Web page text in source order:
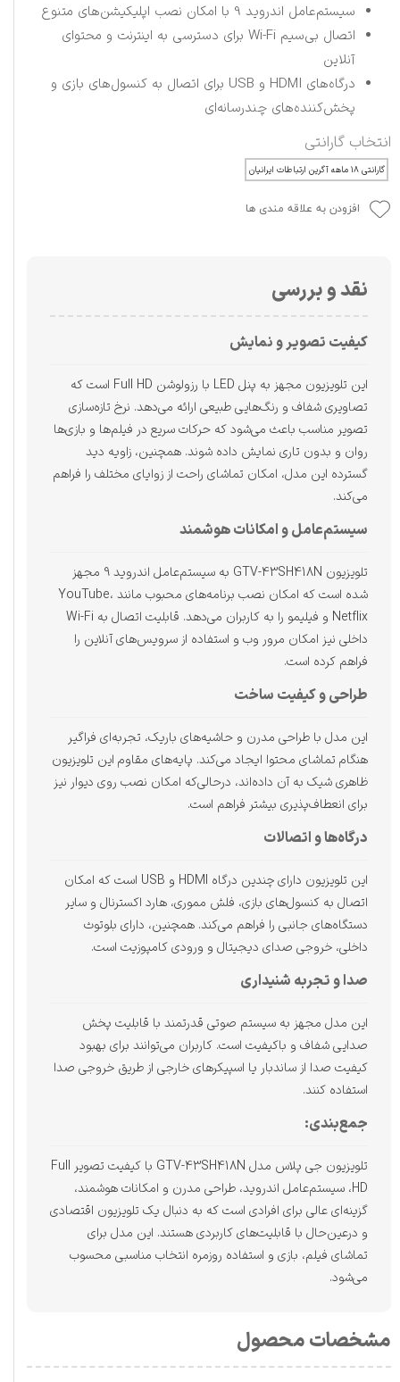
سیستم‌عامل اندروید 9 با امکان نصب اپلیکیشن‌های متنوع
اتصال بی‌سیم Wi-Fi برای دسترسی به اینترنت و محتوای
آنلاین
درگاه‌های HDMI و USB برای اتصال به کنسول‌های بازی و
پخش‌کننده‌های چندرسانه‌ای
انتخاب گارانتی
گارانتی ۱۸ ماهه آگرین ارتباطات ایرانیان
افزودن به علاقه مندی ها
مشخصات محصول
نقد و بررسی
کیفیت تصویر و نمایش
این تلویزیون مجهز به پنل LED با رزولوشن Full HD است که
تصاویری شفاف و رنگ‌هایی طبیعی ارائه می‌دهد. نرخ تازه‌سازی
تصویر مناسب باعث می‌شود که حرکات سریع در فیلم‌ها و بازی‌ها
روان و بدون تاری نمایش داده شوند. همچنین، زاویه دید
گسترده این مدل، امکان تماشای راحت از زوایای مختلف را فراهم
می‌کند.
سیستم‌عامل و امکانات هوشمند
تلویزیون GTV-43SH418N به سیستم‌عامل اندروید 9 مجهز
شده است که امکان نصب برنامه‌های محبوب مانند YouTube،
Netflix و فیلیمو را به کاربران می‌دهد. قابلیت اتصال به Wi-Fi
داخلی نیز امکان مرور وب و استفاده از سرویس‌های آنلاین را
فراهم کرده است.
طراحی و کیفیت ساخت
این مدل با طراحی مدرن و حاشیه‌های باریک، تجربه‌ای فراگیر
هنگام تماشای محتوا ایجاد می‌کند. پایه‌های مقاوم این تلویزیون
ظاهری شیک به آن داده‌اند، درحالی‌که امکان نصب روی دیوار نیز
برای انعطاف‌پذیری بیشتر فراهم است.
درگاه‌ها و اتصالات
این تلویزیون دارای چندین درگاه HDMI و USB است که امکان
اتصال به کنسول‌های بازی، فلش مموری، هارد اکسترنال و سایر
دستگاه‌های جانبی را فراهم می‌کند. همچنین، دارای بلوتوث
داخلی، خروجی صدای دیجیتال و ورودی کامپوزیت است.
صدا و تجربه شنیداری
این مدل مجهز به سیستم صوتی قدرتمند با قابلیت پخش
صدایی شفاف و باکیفیت است. کاربران می‌توانند برای بهبود
کیفیت صدا از ساندبار یا اسپیکرهای خارجی از طریق خروجی صدا
استفاده کنند.
جمع‌بندی:
تلویزیون جی پلاس مدل GTV-43SH418N با کیفیت تصویر Full
HD، سیستم‌عامل اندروید، طراحی مدرن و امکانات هوشمند،
گزینه‌ای عالی برای افرادی است که به دنبال یک تلویزیون اقتصادی
و درعین‌حال با قابلیت‌های کاربردی هستند. این مدل برای
تماشای فیلم، بازی و استفاده روزمره انتخاب مناسبی محسوب
می‌شود.